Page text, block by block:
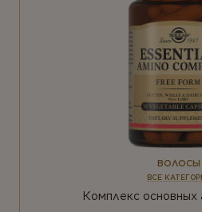
ВОЛОСЫ
ВСЕ
Комплекс основных